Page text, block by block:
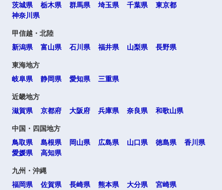
茨城県
栃木県 群馬県 埼玉県 千葉県
東京都
神奈川県
甲信越・北陸
新潟県
富山県 石川県 福井県 山梨県 長野県
東海地方
岐阜県
静岡県 愛知県 三重県
近畿地方
滋賀県
京都府 大阪府 兵庫県 奈良県 和歌山県
中国・四国地方
鳥取県
島根県 岡山県 広島県 山口県 徳島県
香川県
愛媛県
高知県
九州・沖縄
福岡県
佐賀県 長崎県 熊本県 大分県
宮崎県